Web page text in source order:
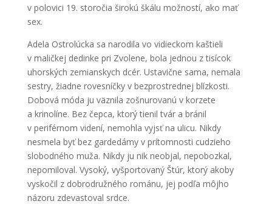
v polovici 19. storočia širokú škálu možností, ako mať
sex.
Adela Ostrolúcka sa narodila vo vidieckom kaštieli
v maličkej dedinke pri Zvolene, bola jednou z tisícok
uhorských zemianskych dcér. Ustavične sama, nemala
sestry, žiadne rovesníčky v bezprostrednej blízkosti.
Dobová móda ju väznila zošnurovanú v korzete
a krinolíne. Bez čepca, ktorý tienil tvár a bránil
v periférnom videní, nemohla vyjsť na ulicu. Nikdy
nesmela byť bez gardedámy v prítomnosti cudzieho
slobodného muža. Nikdy ju nik neobjal, nepobozkal,
nepomiloval. Vysoký, vyšportovaný Štúr, ktorý akoby
vyskočil z dobrodružného románu, jej podľa môjho
názoru zdevastoval srdce.